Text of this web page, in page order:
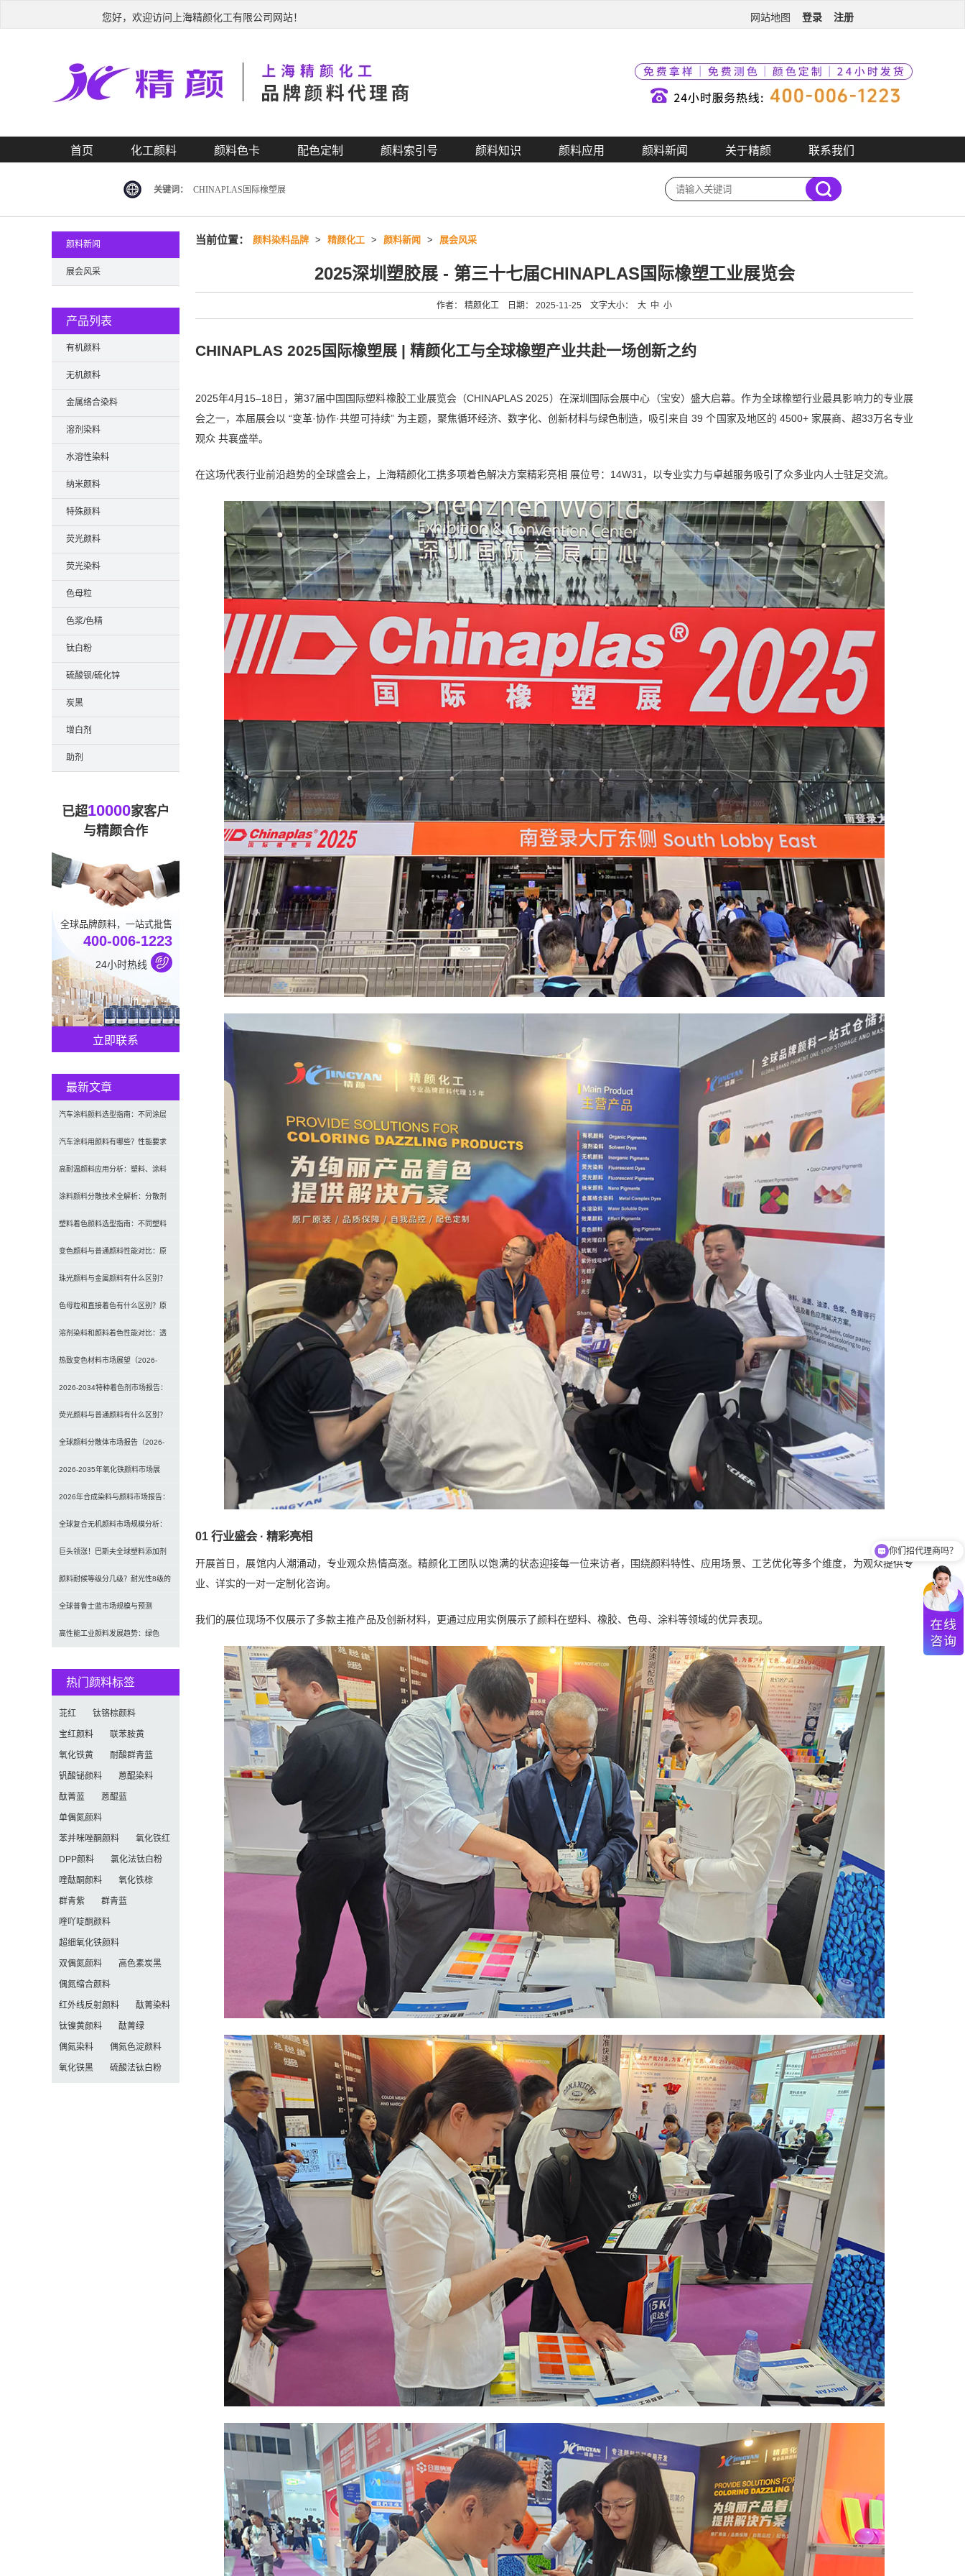
您好，欢迎访问上海精颜化工有限公司网站！ 网站地图 登录 注册
首页 化工颜料 颜料色卡 配色定制 颜料索引号 颜料知识 颜料应用 颜料新闻 关于精颜 联系我们
关键词： CHINAPLAS国际橡塑展
当前位置： 颜料染料品牌 > 精颜化工 > 颜料新闻 > 展会风采
2025深圳塑胶展 - 第三十七届CHINAPLAS国际橡塑工业展览会
作者： 精颜化工 日期： 2025-11-25 文字大小： 大 中 小
CHINAPLAS 2025国际橡塑展 | 精颜化工与全球橡塑产业共赴一场创新之约
2025年4月15–18日，第37届中国国际塑料橡胶工业展览会（CHINAPLAS 2025）在深圳国际会展中心（宝安）盛大启幕。作为全球橡塑行业最具影响力的专业展
会之一，本届展会以 “变革·协作·共塑可持续” 为主题，聚焦循环经济、数字化、创新材料与绿色制造，吸引来自 39 个国家及地区的 4500+ 家展商、超33万名专业
观众 共襄盛举。
在这场代表行业前沿趋势的全球盛会上，上海精颜化工携多项着色解决方案精彩亮相 展位号：14W31，以专业实力与卓越服务吸引了众多业内人士驻足交流。
01 行业盛会 · 精彩亮相
开展首日，展馆内人潮涌动，专业观众热情高涨。精颜化工团队以饱满的状态迎接每一位来访者，围绕颜料特性、应用场景、工艺优化等多个维度，为观众提供专
业、详实的一对一定制化咨询。
我们的展位现场不仅展示了多款主推产品及创新材料，更通过应用实例展示了颜料在塑料、橡胶、色母、涂料等领域的优异表现。
颜料新闻
展会风采
产品列表
有机颜料
无机颜料
金属络合染料
溶剂染料
水溶性染料
纳米颜料
特殊颜料
荧光颜料
荧光染料
色母粒
色浆/色精
钛白粉
硫酸钡/硫化锌
炭黑
增白剂
助剂
已超10000家客户
与精颜合作
全球品牌颜料，一站式批售
400-006-1223
24小时热线
立即联系
最新文章
汽车涂料颜料选型指南：不同涂层
应用要求、OEM与修补漆用颜料区
别及常见问题
汽车涂料用颜料有哪些？性能要求
及常用颜料类型介绍
高耐温颜料应用分析：塑料、涂料
及工程材料的选型原则与行业实践
涂料颜料分散技术全解析：分散剂
选型、研磨工艺及常见问题解决
塑料着色颜料选型指南：不同塑料
材料如何选择合适颜料？
变色颜料与普通颜料性能对比：原
理、特点及应用差异解析
珠光颜料与金属颜料有什么区别？
原理、效果与应用对比
色母粒和直接着色有什么区别？原
理、性能与应用全面对比
溶剂染料和颜料着色性能对比：透
明性、耐候性与应用选择全解析
热致变色材料市场展望（2026-
2034）：2034年将达336亿美元，
亚太份额超四成
2026-2034特种着色剂市场报告：
规模、份额、趋势及预测
荧光颜料与普通颜料有什么区别？
发光原理、性能对比及应用解析
全球颜料分散体市场报告（2026-
2033）：无机颜料主导，涂料为最
大应用
2026-2035年氧化铁颜料市场展
望：全球规模将达41亿美元，建筑
行业领跑
2026年合成染料与颜料市场报告：
规模、趋势及2030年增长预测
（CAGR 7.1%）
全球复合无机颜料市场规模分析：
2035年达5.39亿美元，建筑与涂料
需求推动增长
巨头领涨！巴斯夫全球塑料添加剂
涨价20% 原材料成本推高行业价格
颜料耐候等级分几级？耐光性8级的
定义及耐候性测试标准解析
全球普鲁士蓝市场规模与预测
（2026-2034）：按类型、形式、
高性能工业颜料发展趋势：绿色
热门颜料标签
苝红 钛铬棕颜料
宝红颜料 联苯胺黄
氧化铁黄 耐酸群青蓝
钒酸铋颜料 蒽醌染料
酞菁蓝 蒽醌蓝
单偶氮颜料
苯并咪唑酮颜料 氧化铁红
DPP颜料 氯化法钛白粉
喹酞酮颜料 氧化铁棕
群青紫 群青蓝
喹吖啶酮颜料
超细氧化铁颜料
双偶氮颜料 高色素炭黑
偶氮缩合颜料
红外线反射颜料 酞菁染料
钛镍黄颜料 酞菁绿
偶氮染料 偶氮色淀颜料
氧化铁黑 硫酸法钛白粉
你们有免费样品提供吗？